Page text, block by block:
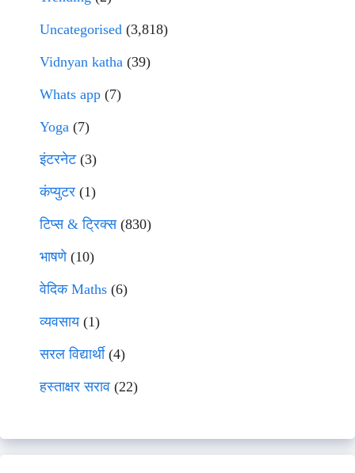
Uncategorised (3,818)
Vidnyan katha (39)
Whats app (7)
Yoga (7)
इंटरनेट(3)
कंप्युटर (1)
टिप्स & ट्रिक्स(830)
भाषणे(10)
वेदिक Maths (6)
व्यवसाय(1)
सरल विद्यार्थी(4)
हस्ताक्षर सराव (22)